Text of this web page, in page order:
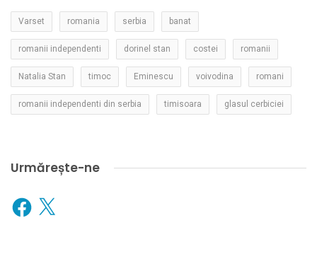
Varset romania serbia banat
romanii independenti dorinel stan costei romanii
Natalia Stan timoc Eminescu voivodina romani
romanii independenti din serbia timisoara glasul cerbiciei
Urmărește-ne
Facebook
X